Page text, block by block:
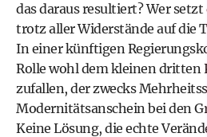
das daraus resultiert? Wer
trotz aller Widerstände auf die
In einer künftigen
Rolle wohl dem kleinen dritten
zufallen, der zwecks
Modernitätsanschein bei den
Keine Lösung, die echte